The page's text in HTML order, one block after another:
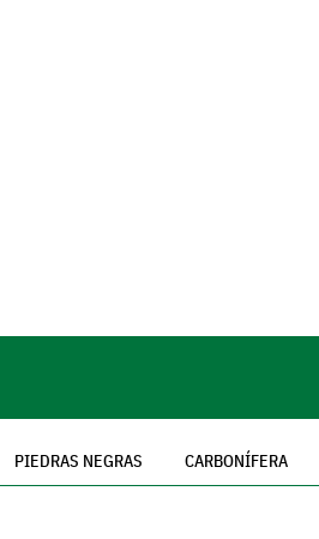
PIEDRAS NEGRAS CARBONÍFERA